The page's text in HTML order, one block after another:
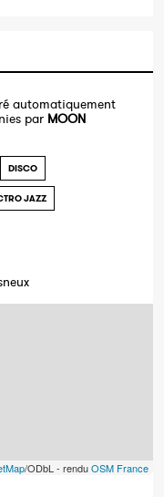
automatiquement
par MOON
DISCO
JAZZ
/ODbL - renduOSM France